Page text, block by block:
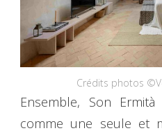
Crédits photos
Ensemble, Son
comme une seule et